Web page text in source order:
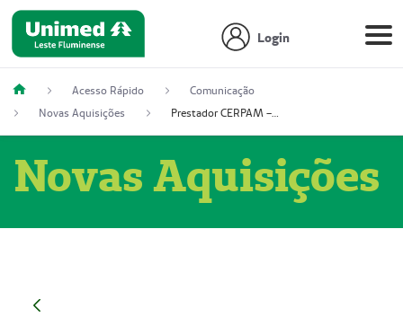
Login
Acesso Rápido
Comunicação
Novas Aquisições
Prestador CERPAM – Centro de Reabilitação S/S Ltda-ME (52004274-8)
Novas Aquisições